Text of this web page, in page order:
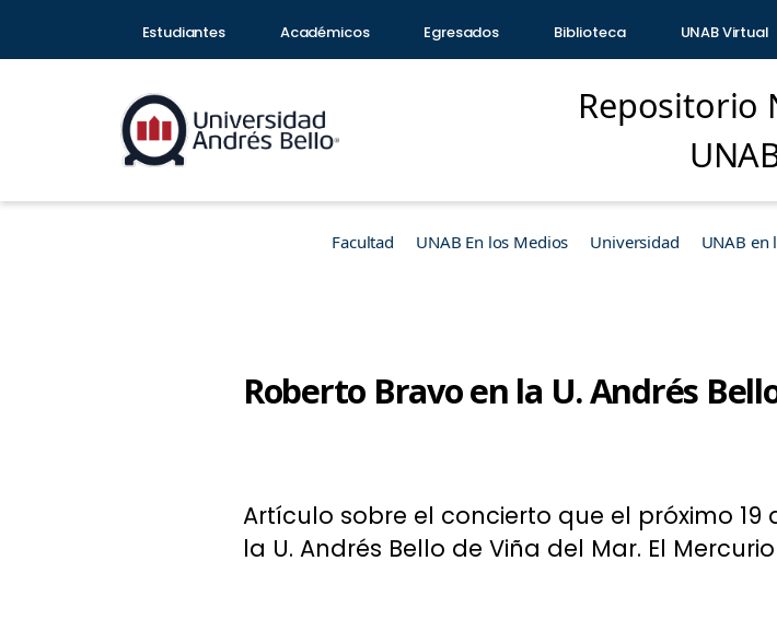
Estudiantes Académicos Egresados Biblioteca UNAB Virtual
Repositorio
Facultad UNAB En los Medios Universidad UNAB en
Roberto Bravo en la U. Andrés
Artículo sobre el concierto que el próximo
la U. Andrés Bello de Viña del Mar. El